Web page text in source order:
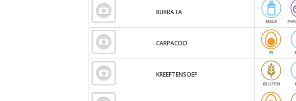
BURRATA
CARPACCIO
KREEFTENSOEP